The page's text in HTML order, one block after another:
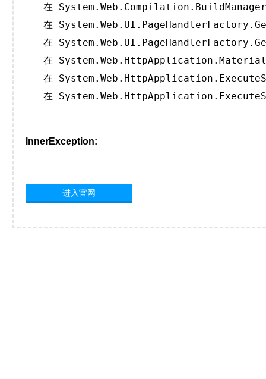
在
在
在
在
在
在
InnerException:
进入官网